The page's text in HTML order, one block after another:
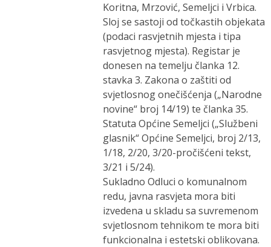
Koritna, Mrzović, Semeljci i Vrbica.
Sloj se sastoji od točkastih objekata
(podaci rasvjetnih mjesta i tipa
rasvjetnog mjesta). Registar je
donesen na temelju članka 12.
stavka 3. Zakona o zaštiti od
svjetlosnog onečišćenja („Narodne
novine“ broj 14/19) te članka 35.
Statuta Općine Semeljci („Službeni
glasnik“ Općine Semeljci, broj 2/13,
1/18, 2/20, 3/20-pročišćeni tekst,
3/21 i 5/24).
Sukladno Odluci o komunalnom
redu, javna rasvjeta mora biti
izvedena u skladu sa suvremenom
svjetlosnom tehnikom te mora biti
funkcionalna i estetski oblikovana.